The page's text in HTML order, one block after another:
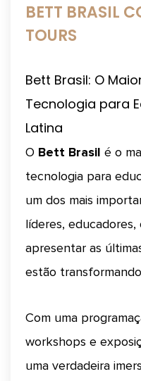
BETT BRASIL
TOURS
Bett Brasil: O
Tecnologia para
Latina
O Bett Brasil é o
tecnologia para
um dos mais
líderes,
apresentar as
estão
Com uma
workshops e
uma verdadeira